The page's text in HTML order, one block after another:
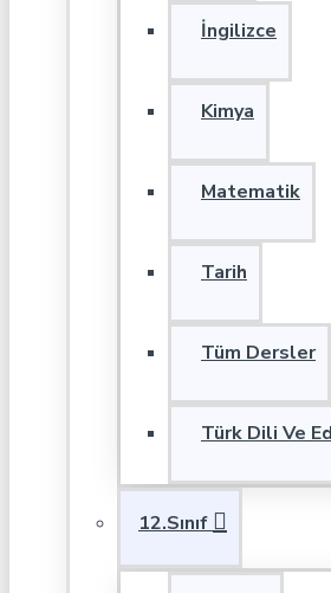
İngilizce
Kimya
Matematik
Tarih
Tüm Dersler
Türk Dili Ve
12.Sınıf